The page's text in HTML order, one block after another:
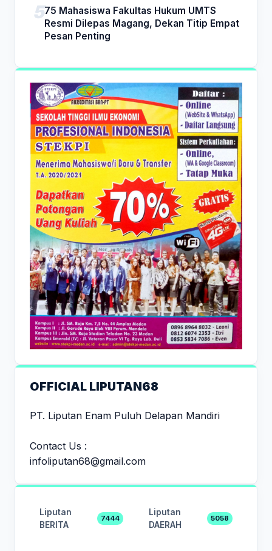
75 Mahasiswa Fakultas Hukum UMTS
Resmi Dilepas Magang, Dekan Titip Empat
Pesan Penting
OFFICIAL LIPUTAN68
PT. Liputan Enam Puluh Delapan Mandiri
Contact Us :
infoliputan68@gmail.com
Liputan
BERITA
7444
Liputan
DAERAH
5058